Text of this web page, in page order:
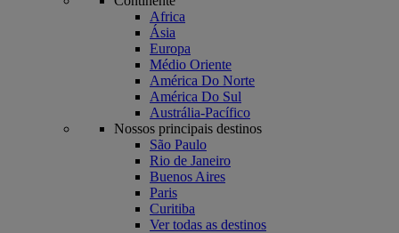
Africa
Ásia
Europa
Médio Oriente
América Do Norte
América Do Sul
Austrália-Pacífico
Nossos principais destinos
São Paulo
Rio de Janeiro
Buenos Aires
Paris
Curitiba
Ver todas as destinos